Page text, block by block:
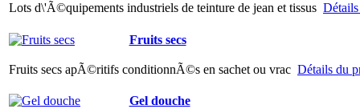
Lots d\'Ã©quipements industriels de teinture de jean et tissus
Fruits secs
Fruits secs apÃ©ritifs conditionnÃ©s en sachet ou vrac Détails du
Gel douche